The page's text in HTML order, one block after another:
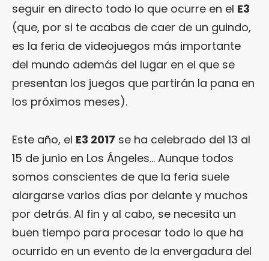
seguir en directo todo lo que ocurre en el E3
(que, por si te acabas de caer de un guindo,
es la feria de videojuegos más importante
del mundo además del lugar en el que se
presentan los juegos que partirán la pana en
los próximos meses).
Este año, el E3 2017 se ha celebrado del 13 al
15 de junio en Los Ángeles… Aunque todos
somos conscientes de que la feria suele
alargarse varios días por delante y muchos
por detrás. Al fin y al cabo, se necesita un
buen tiempo para procesar todo lo que ha
ocurrido en un evento de la envergadura del